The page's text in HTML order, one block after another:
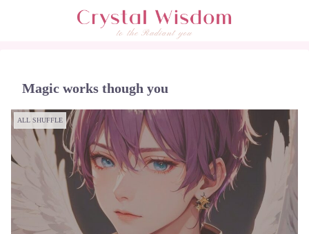
Magic works though you
ALL SHUFFLE